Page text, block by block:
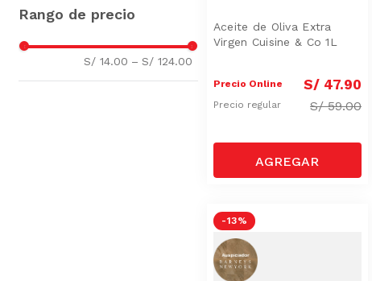
La Española (7)
Carbonell (7)
7)
Olivos del Sur (4)
Aceite de Oliva Extra Virgen
(1)
S/ 14.00 – S/ 124.00
Aceite de Oliva Extra
Virgen Cuisine & Co 1L
Precio Online S/ 47.90
Precio regular S/59.00
-13 %